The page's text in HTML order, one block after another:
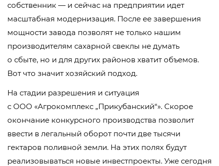
собственник — и сейчас на предприятии идет
масштабная модернизация. После ее завершения
мощности завода позволят не только нашим
производителям сахарной свеклы не думать
о сбыте, но и для других районов хватит объемов.
Вот что значит хозяйский подход.
На стадии разрешения и ситуация
с ООО «Агрокомплекс „Прикубанский“». Скорое
окончание конкурсного производства позволит
ввести в легальный оборот почти две тысячи
гектаров поливной земли. На этих полях будут
реализовываться новые инвестпроекты. Уже сегодня